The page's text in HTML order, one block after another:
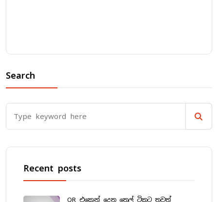
Search
Recent posts
QR එකෙන් දෙන තෙල් ටිකට තවත්